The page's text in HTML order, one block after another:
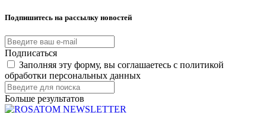
Подпишитесь на рассылку новостей
Подписаться
Заполняя эту форму, вы соглашаетесь с политикой
обработки персональных данных
Больше результатов